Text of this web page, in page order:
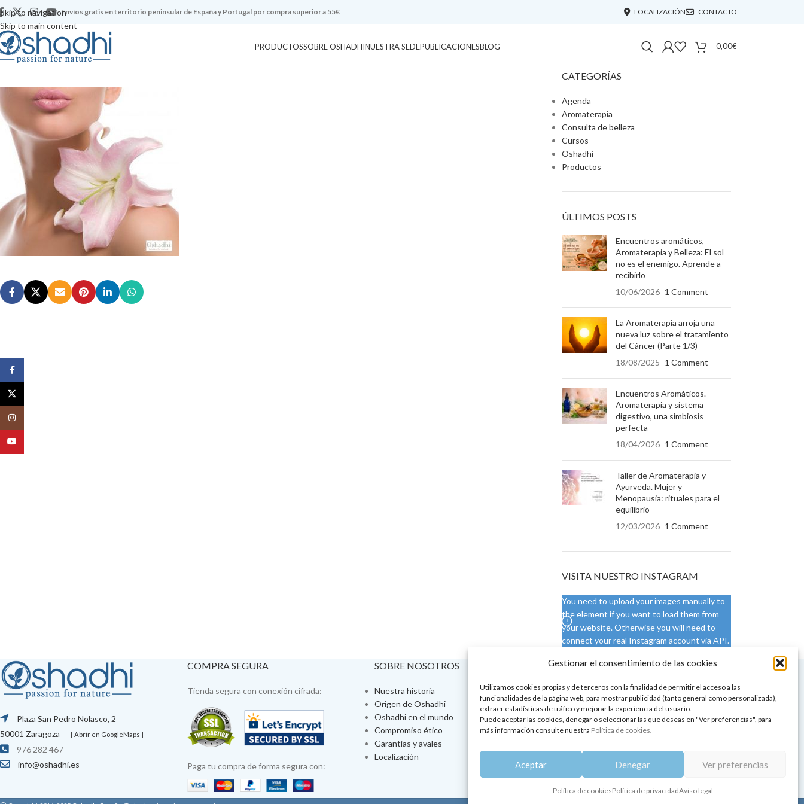
Gestionar el consentimiento de las cookies
Utilizamos cookies propias y de terceros con la finalidad de permitir el acceso a las
funcionalidades de la página web, para mostrar publicidad (tanto general como personalizada),
extraer estadísticas de tráfico y mejorar la experiencia del usuario.
Puede aceptar las cookies, denegar o seleccionar las que deseas en "Ver preferencias", para
más información consulte nuestra Política de cookies.
Aceptar Denegar Ver preferencias
Política de cookiesPolítica de privacidadAviso legal
Skip to navigation
Skip to main content
Envíos gratis en territorio peninsular de España y Portugal por compra superior a 55€ LOCALIZACIÓN CONTACTO
PRODUCTOSSOBRE OSHADHINUESTRA SEDEPUBLICACIONESBLOG 0,00€
CATEGORÍAS
Agenda
Aromaterapia
Consulta de belleza
Cursos
Oshadhi
Productos
ÚLTIMOS POSTS
Encuentros aromáticos,
Aromaterapia y Belleza: El sol
no es el enemigo. Aprende a
recibirlo
10/06/2026 1 Comment
La Aromaterapia arroja una
nueva luz sobre el tratamiento
del Cáncer (Parte 1/3)
18/08/2025 1 Comment
Encuentros Aromáticos.
Aromaterapia y sistema
digestivo, una simbiosis
perfecta
18/04/2026 1 Comment
Taller de Aromaterapia y
Ayurveda. Mujer y
Menopausia: rituales para el
equilibrio
12/03/2026 1 Comment
VISITA NUESTRO INSTAGRAM
You need to upload your images manually to
the element if you want to load them from
your website. Otherwise you will need to
connect your real Instagram account via API.
Plaza San Pedro Nolasco, 2
50001 Zaragoza
[ Abrir en GoogleMaps ]
976 282 467
info@oshadhi.es
COMPRA SEGURA
Tienda segura con conexión cifrada:
Paga tu compra de forma segura con:
SOBRE NOSOTROS
Nuestra historia
Origen de Oshadhi
Oshadhi en el mundo
Compromiso ético
Garantías y avales
Localización
VISÍTA NUESTRA SEDE
Tienda física
Talleres de aromaterapia
Tratamientos de belleza
Ayurveda
Aromaterapia y bienestar
CONDICIONES DE USO
Condiciones generales
Cambios y devoluciones
Formas de pago
Formas de envío